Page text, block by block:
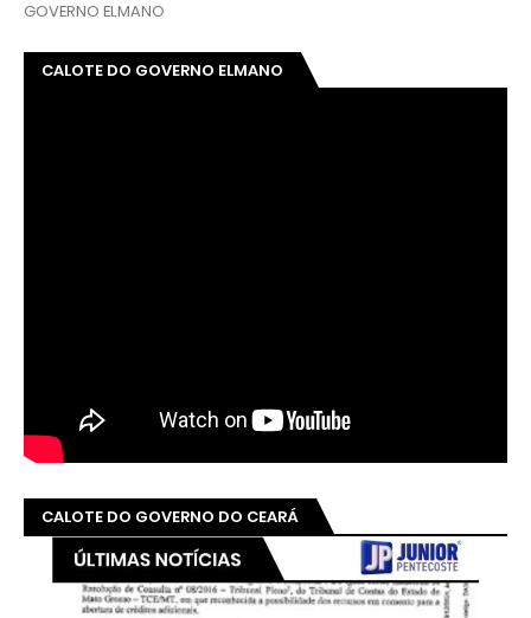
GOVERNO ELMANO
CALOTE DO GOVERNO ELMANO
CALOTE DO GOVERNO DO CEARÁ